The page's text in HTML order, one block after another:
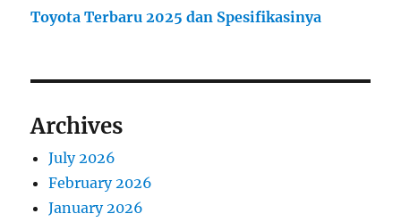
Toyota Terbaru 2025 dan Spesifikasinya
Archives
July 2026
February 2026
January 2026